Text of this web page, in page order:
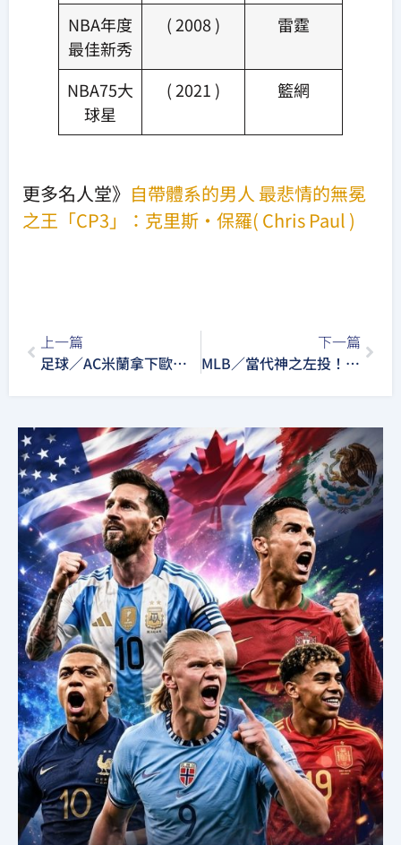
NBA年度
最佳新秀
( 2008 ) 雷霆
NBA75大
球星
( 2021 ) 籃網
更多名人堂》 自帶體系的男人 最悲情的無冕
之王「CP3」：克里斯·保羅( Chris Paul )
上一篇
足球／AC米蘭拿下歐冠首勝！以2比1逆轉巴黎聖日耳曼
下一篇
MLB／當代神之左投！國聯三冠王克萊頓·克蕭（Clayton Kershaw）